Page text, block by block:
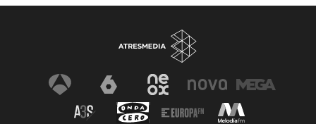
Biodiversidad Cambio Climático